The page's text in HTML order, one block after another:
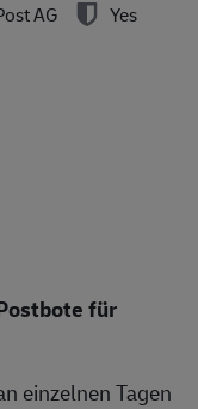
AG Yes
für
einzelnen Tagen